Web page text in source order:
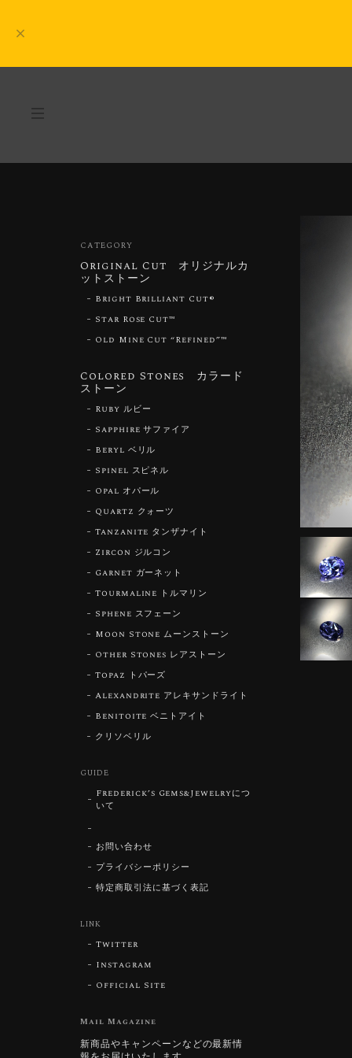
CATEGORY
Original Cut オリジナルカ
ットストーン
Bright Brilliant Cut®︎
Star Rose Cut™︎
Old Mine Cut “Refined”™︎
Colored Stones カラード
ストーン
Ruby ルビー
Sapphire サファイア
Beryl ベリル
Spinel スピネル
Opal オパール
Quartz クォーツ
Tanzanite タンザナイト
Zircon ジルコン
Garnet ガーネット
Tourmaline トルマリン
Sphene スフェーン
Moon Stone ムーンストーン
Other Stones レアストーン
Topaz トパーズ
Alexandrite アレキサンドライト
Benitoite ベニトアイト
クリソベリル
GUIDE
Frederick’s Gems&Jewelryにつ
いて
お問い合わせ
プライバシーポリシー
特定商取引法に基づく表記
LINK
Twitter
Instagram
Official Site
Mail Magazine
新商品やキャンペーンなどの最新情